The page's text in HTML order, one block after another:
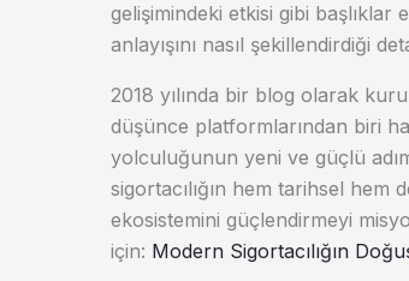
gelişimindeki etkisi gibi başlıklar
anlayışını nasıl şekillendirdiği
2018 yılında bir blog olarak
düşünce platformlarından biri
yolculuğunun yeni ve güçlü
sigortacılığın hem tarihsel
ekosistemini güçlendirmeyi
için: Modern Sigortacılığın